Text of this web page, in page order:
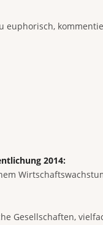
euphorisch,
2014:
Gesellschaften,